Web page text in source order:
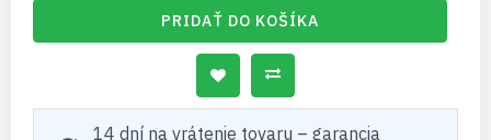
PRIDAŤ DO KOŠÍKA
14 dní na vrátenie tovaru – garancia